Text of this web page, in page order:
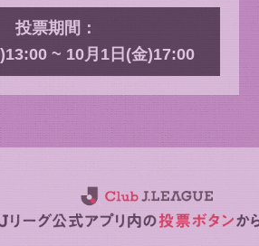
投票期間：
~ 10月1日(金)17:00